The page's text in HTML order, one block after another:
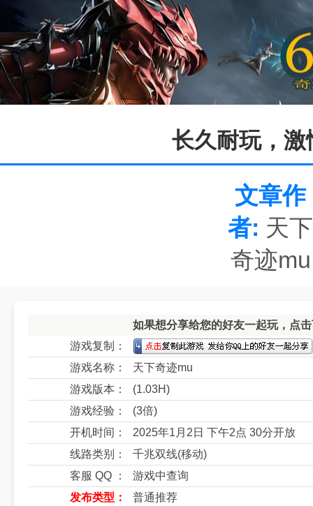
长久耐玩，
文章作
者: 天下
奇迹mu
如果想分享给您的好友一起玩，点
游戏复制：
游戏名称：
天下奇迹mu
游戏版本：
(1.03H)
游戏经验：
(3倍)
开机时间：
2025年1月2日 下午2点 30分开放
线路类别：
千兆双线(移动)
客服 QQ ：
游戏中查询
发布类型：
普通推荐